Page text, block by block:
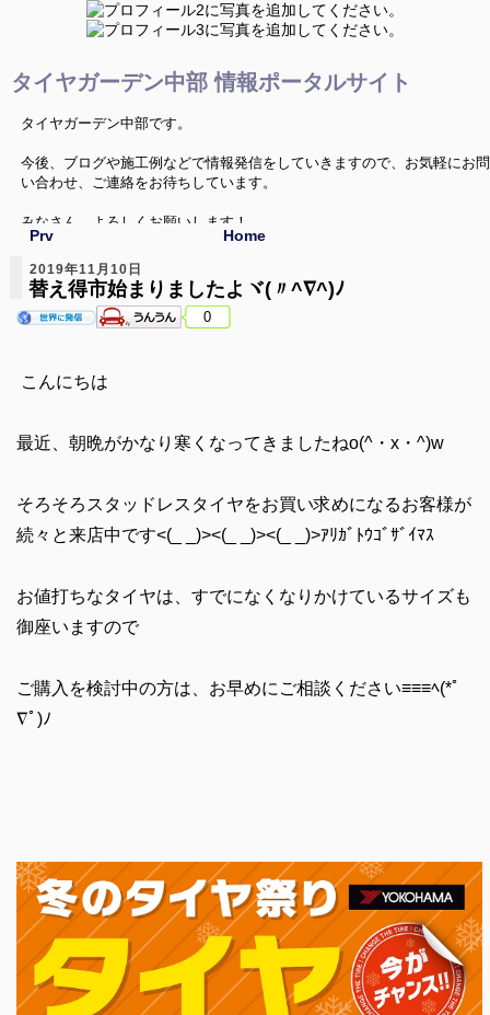
タイヤガーデン中部 情報ポータルサイト
タイヤガーデン中部です。
今後、ブログや施工例などで情報発信をしていきますので、お気軽にお問
い合わせ、ご連絡をお待ちしています。
みなさん、よろしくお願いします！
Prv Home
2019年11月10日
替え得市始まりましたよヾ(〃^∇^)ﾉ
0
こんにちは
最近、朝晩がかなり寒くなってきましたねo(^・x・^)w
そろそろスタッドレスタイヤをお買い求めになるお客様が
続々と来店中です<(_ _)><(_ _)><(_ _)>ｱﾘｶﾞﾄｳｺﾞｻﾞｲﾏｽ
お値打ちなタイヤは、すでになくなりかけているサイズも
御座いますので
ご購入を検討中の方は、お早めにご相談ください≡≡≡ﾍ(*ﾟ
∇ﾟ)ﾉ